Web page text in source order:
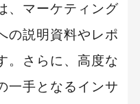
、マーケティング
の説明資料やレポ
。さらに、高度な
一手となるインサ